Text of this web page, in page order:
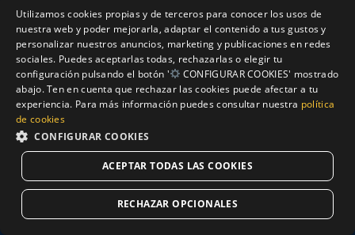
Cursos de especialización
Bachillerato a Distancia
Otros estudios
Bajo la modalidad
FP a Distancia
FP Semipresencial
FP Febrero
Solicitar Información
Utilizamos cookies propias y de terceros para conocer los usos de
nuestra web y poder mejorarla, adaptar el contenido a tus gustos y
personalizar nuestros anuncios, marketing y publicaciones en redes
sociales. Puedes aceptarlas todas, rechazarlas o elegir tu
configuración pulsando el botón '
CONFIGURAR COOKIES' mostrado
abajo. Ten en cuenta que rechazar las cookies puede afectar a tu
experiencia. Para más información puedes consultar nuestra política
de cookies
CONFIGURAR COOKIES
ACEPTAR TODAS LAS COOKIES
RECHAZAR OPCIONALES